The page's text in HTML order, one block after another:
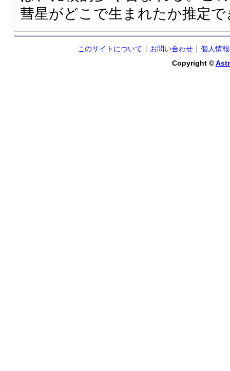
彗星がどこで生まれたか推定
このサイトについて お問い合わせ
個人情
Copyright ©